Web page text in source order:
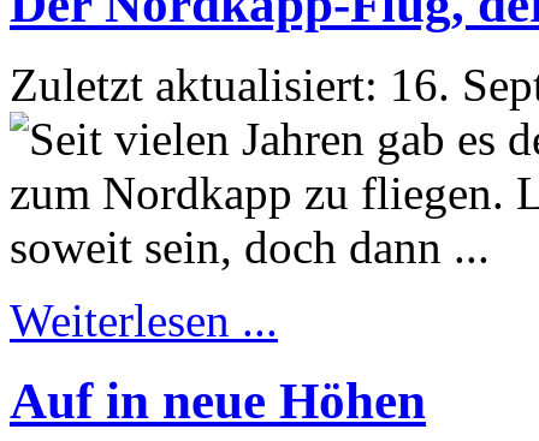
Zuletzt aktualisiert: 16.
Weiterlesen ...
Auf in neue Höhen